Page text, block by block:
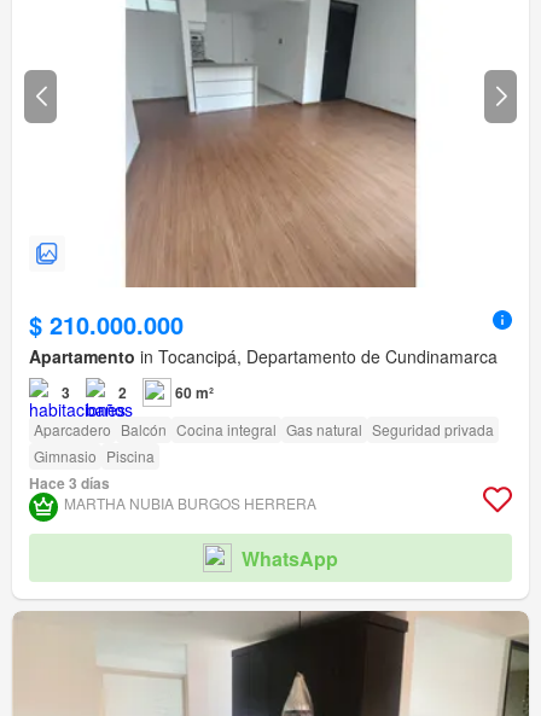
$ 210.000.000
Apartamento in Tocancipá, Departamento de Cundinamarca
3 2 60 m²
Aparcadero Balcón Cocina integral Gas natural Seguridad privada
Gimnasio Piscina
Hace 3 días
MARTHA NUBIA BURGOS HERRERA
WhatsApp